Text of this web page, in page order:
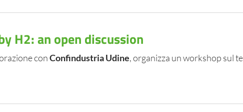
H2: an open discussion
conConfindustria Udine, organizza un workshop sul